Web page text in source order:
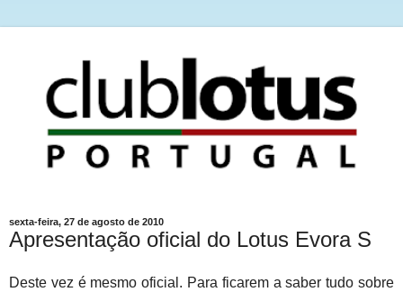
sexta-feira, 27 de agosto de 2010
Apresentação oficial do Lotus Evora S
Deste vez é mesmo oficial. Para ficarem a saber tudo sobre